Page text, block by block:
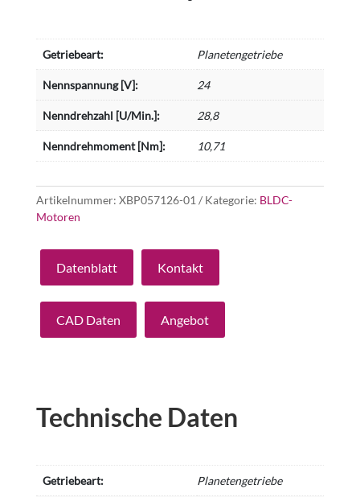
Getriebeart: Planetengetriebe
Nennspannung [V]: 24
Nenndrehzahl [U/Min.]: 28,8
Nenndrehmoment [Nm]: 10,71
Artikelnummer: XBP057126-01 Kategorie: BLDC-
Motoren
Datenblatt Kontakt
CAD Daten Angebot
Technische Daten
Getriebeart: Planetengetriebe